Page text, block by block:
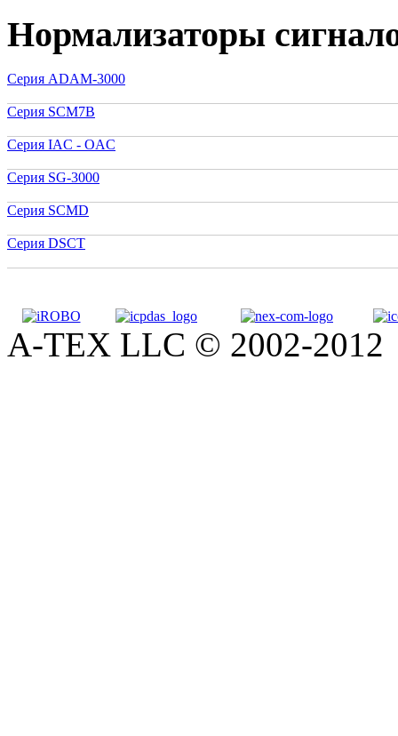
Нормализаторы
Серия ADAM-3000
Серия SCM7B
Серия IAC - OAC
Серия SG-3000
Серия SCMD
Серия DSCT
A-TEX LLC © 2002-2012